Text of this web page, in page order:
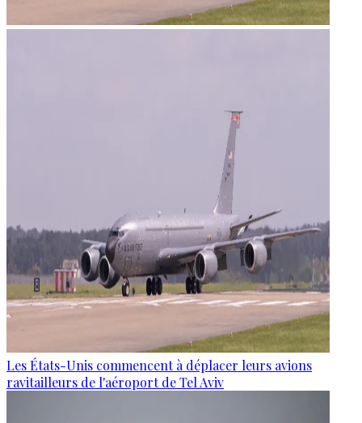
Les États-Unis commencent à déplacer leurs avions
ravitailleurs de l'aéroport de Tel Aviv